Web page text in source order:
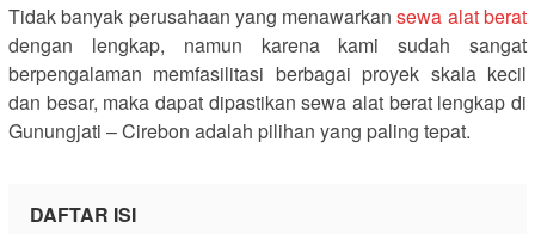
Tidak banyak perusahaan yang menawarkansewa alat berat
dengan lengkap, namun karena kami sudah sangat
berpengalaman memfasilitasi berbagai proyek skala kecil
dan besar, maka dapat dipastikan sewa alat berat lengkap di
Gunungjati – Cirebon adalah pilihan yang paling tepat.
DAFTAR ISI